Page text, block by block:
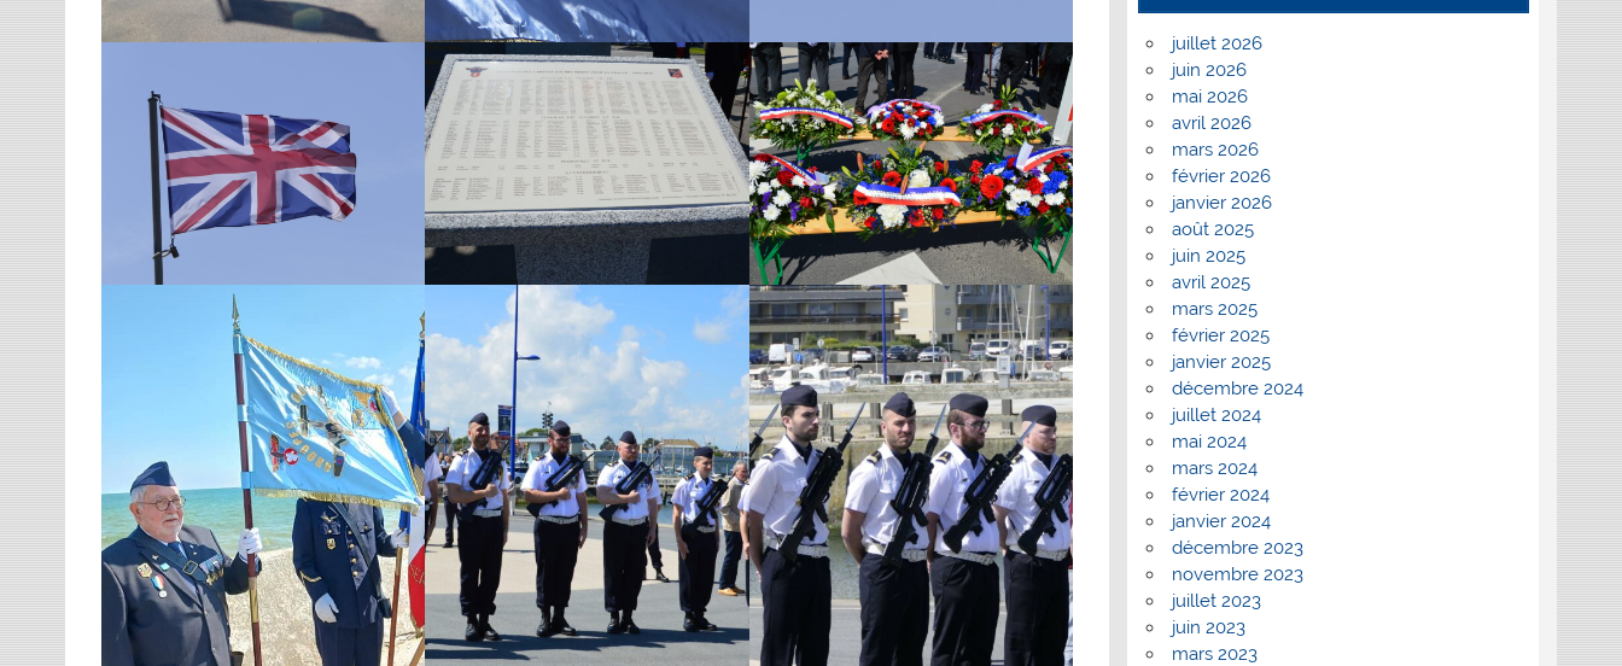
juillet 2026
juin 2026
mai 2026
avril 2026
mars 2026
février 2026
janvier 2026
août 2025
juin 2025
avril 2025
mars 2025
février 2025
janvier 2025
décembre 2024
juillet 2024
mai 2024
mars 2024
février 2024
janvier 2024
décembre 2023
novembre 2023
juillet 2023
juin 2023
mars 2023